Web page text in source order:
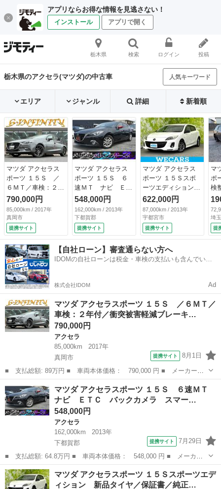
アプリならお得な情報を見逃さない！
インストール アプリで開く
栃木県 検索 ログイン 投稿
栃木県のアクセラ(マツダ)の中古車 人気キーワード
エリア ジャンル 詳細 新着順
マツダ アクセラス
ポーツ １５Ｓ ／
６ＭＴ／車検：２年
付／衝突被害軽減ブ
レーキ／社外１８Ａ
Ｗ／ＬＥＤヘッドラ
イト／純正ナビ／バ
ックカメラ／Ｂｌｕ
ｅｔｏｏｔｈ／フル
セグ／スマートキー
／本革巻ステアリン
グ／クルーズコント
ロール／Ｔチェーン
（なし）
790,000円
85,000km / 2017年
真岡市
提携サイト
マツダ アクセラス
ポーツ １５Ｓ ６
速ＭＴ ナビ ＥＴ
Ｃ バックカメラ
スマートシティブレ
ーキサポートシステ
ム （なし）
548,000円
162,000km / 2013年
下都賀郡
提携サイト
マツダ アクセラス
ポーツ １５Ｓスポ
ーツエディション
新品タイヤ／保証書
／純正 ＳＤナビ／
ヘッドランプ ＨＩ
Ｄ／Ｂｌｕｅｔｏｏ
ｔｈ接続／ＥＴＣ／
ＥＢＤ付ＡＢＳ／横
滑り防止装置／バッ
クモニター／フルセ
622,000円
87,000km / 2013年
宇都宮市
提携サイト
マ
ポ
検
埼
提
【自社ローン】審査通らない方へ
IDOMの自社ローンは税金・車検の支払いも含んでいる
株式会社IDOM Ad
マツダ アクセラスポーツ １５Ｓ ／６ＭＴ／
車検：２年付／衝突被害軽減ブレーキ…
790,000円
アクセラ
85,000km
2017年
真岡市
提携サイト 8月1日
■ 支払総額: 89万円 ■ 車両本体価格： 790,000 円 ■ メーカー
名： マツダ ■ 車種名： アクセラスポーツ ■ グレード名： １
５Ｓ ／６ＭＴ／車検：２年付／衝突被害軽減ブレーキ／社外１８Ａ
Ｗ／ＬＥＤヘッド...
栃木 真岡市 アクセラ
マツダ アクセラスポーツ １５Ｓ ６速ＭＴ
ナビ ＥＴＣ バックカメラ スマー…
548,000円
アクセラ
162,000km
2013年
下都賀郡
提携サイト 7月29日
■ 支払総額: 64.8万円 ■ 車両本体価格： 548,000 円 ■ メーカー
名： マツダ ■ 車種名： アクセラスポーツ ■ グレード名： １
５Ｓ ６速ＭＴ ナビ ＥＴＣ バックカメラ スマートシティブレ
ーキサポート...
栃木 下都賀郡 アクセラ
マツダ アクセラスポーツ １５Ｓスポーツエデ
ィション 新品タイヤ／保証書／純正…